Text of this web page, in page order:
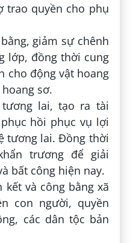
trao quyền cho phụ
giảm sự chênh
lớp, đồng thời cung
cho động vật hoang
sơ.
lai, tạo ra tài
hồi phục vụ lợi
tương lai. Đồng thời
trương để giải
bất công hiện nay.
và công bằng xã
con người, quyền
các dân tộc bản